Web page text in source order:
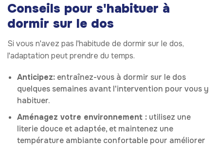
Conseils pour s'habituer à
dormir sur le dos
Si vous n'avez pas l'habitude de dormir sur le dos,
l'adaptation peut prendre du temps.
Anticipez: entraînez-vous à dormir sur le dos
quelques semaines avant l'intervention pour vous y
habituer.
Aménagez votre environnement : utilisez une
literie douce et adaptée, et maintenez une
température ambiante confortable pour améliorer